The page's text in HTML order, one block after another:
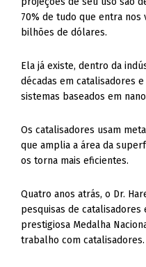
70% de tudo que entra
bilhões de dólares.
Ela já existe, dentro da
décadas em catalisadores
sistemas baseados em
Os catalisadores usam
que amplia a área da
os torna mais eficientes.
Quatro anos atrás, o Dr.
pesquisas de catalisadores
prestigiosa Medalha
trabalho com catalisadores.